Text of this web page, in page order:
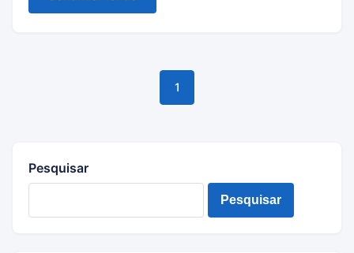
1
Pesquisar
Pesquisar